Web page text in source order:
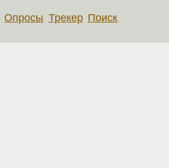
Опросы Трекер Поиск